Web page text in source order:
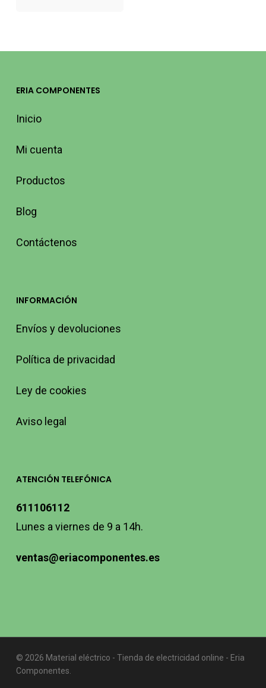
ERIA COMPONENTES
Inicio
Mi cuenta
Productos
Blog
Contáctenos
INFORMACIÓN
Envíos y devoluciones
Política de privacidad
Ley de cookies
Aviso legal
ATENCIÓN TELEFÓNICA
611106112
Lunes a viernes de 9 a 14h.
ventas@eriacomponentes.es
© 2026 Material eléctrico - Tienda de electricidad online - Eria
Componentes.